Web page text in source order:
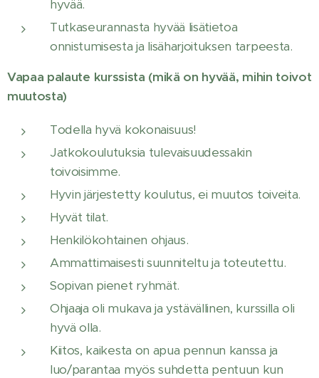
hyvää.
Tutkaseurannasta hyvää lisätietoa
onnistumisesta ja lisäharjoituksen tarpeesta.
Vapaa palaute kurssista (mikä on hyvää, mihin toivot
muutosta)
Todella hyvä kokonaisuus!
Jatkokoulutuksia tulevaisuudessakin
toivoisimme.
Hyvin järjestetty koulutus, ei muutos toiveita.
Hyvät tilat.
Henkilökohtainen ohjaus.
Ammattimaisesti suunniteltu ja toteutettu.
Sopivan pienet ryhmät.
Ohjaaja oli mukava ja ystävällinen, kurssilla oli
hyvä olla.
Kiitos, kaikesta on apua pennun kanssa ja
luo/parantaa myös suhdetta pentuun kun